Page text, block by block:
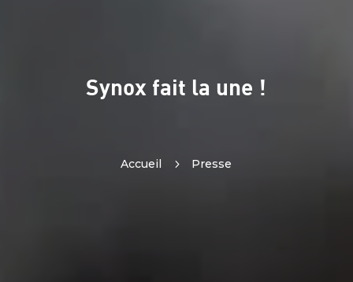
Synox fait la une !
Accueil 5 Presse